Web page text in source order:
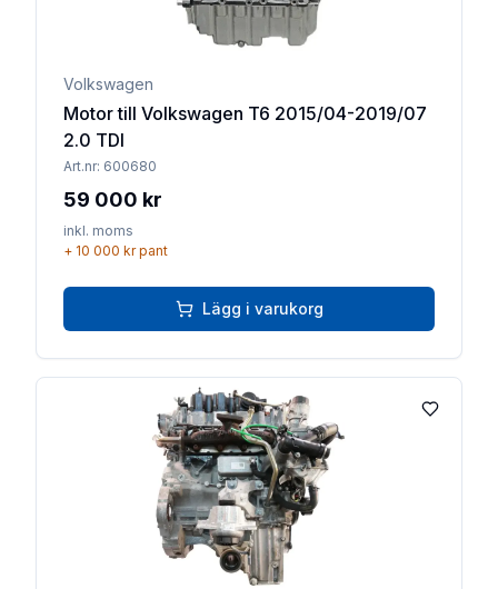
Volkswagen
Motor till Volkswagen T6 2015/04-2019/07
2.0 TDI
Art.nr: 600680
59 000 kr
inkl. moms
+ 10 000 krpant
Lägg i varukorg
Lägg till